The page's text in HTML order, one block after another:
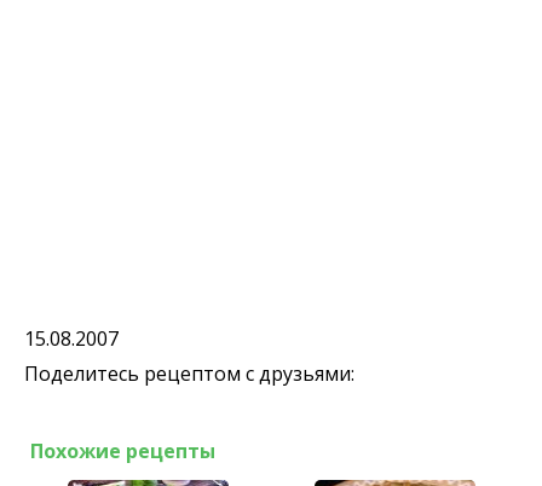
15.08.2007
Поделитесь рецептом с друзьями:
Похожие рецепты